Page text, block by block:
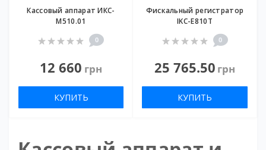
Кассовый аппарат ИКС-
М510.01
0
12 660 грн
КУПИТЬ
Фискальный регистратор
IKC-Е810T
0
25 765.50 грн
КУПИТЬ